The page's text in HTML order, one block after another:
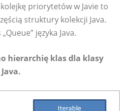
priorytetów w Javie to
struktury kolekcji Java.
języka Java.
hierarchię klas dla klasy